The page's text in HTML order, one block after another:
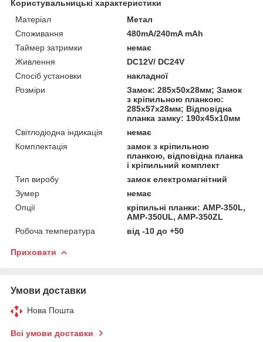
Користувальницькі характеристики
Матеріал
Метал
Споживання
480mA/240mA mAh
Таймер затримки
немає
Живлення
DC12V/ DC24V
Спосіб установки
накладної
Розміри
Замок: 285х50х28мм; Замок
з кріпильною планкою:
285х57х28мм; Відповідна
планка замку: 190х45х10мм
Світлодіодна індикація
немає
Комплектація
замок з кріпильною
планкою, відповідна планка
і кріпильний комплект
Тип виробу
замок електромагнітний
Зумер
немає
Опції
кріпильні планки: AMP-350L,
AMP-350UL, AMP-350ZL
Робоча температура
від -10 до +50
Приховати
Умови доставки
Нова Пошта
Всі умови доставки